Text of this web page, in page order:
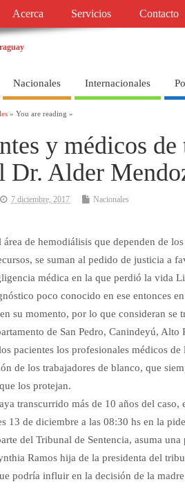
Acerca Servicios Contacto
Nacionales Internacionales
» You are reading »
y médicos
Dr. Alder
7 diciembre, 2017 Nacionales
área de hemodiálisis que dependen de
se suman al pedido de justicia a
médica en la que perdió la vida
poco conocido en ese entonces
su momento, por lo que consideran se
de San Pedro, Canindeyú,
pacientes los profesionales médicos
de los trabajadores de blanco, que
los protejan.
transcurrido más de 10 años del
13 de diciembre a las 08:30 hs en la
del Tribunal de Sentencia, asuma
Ramos hija de la presidenta del
podría influir en la decisión de la